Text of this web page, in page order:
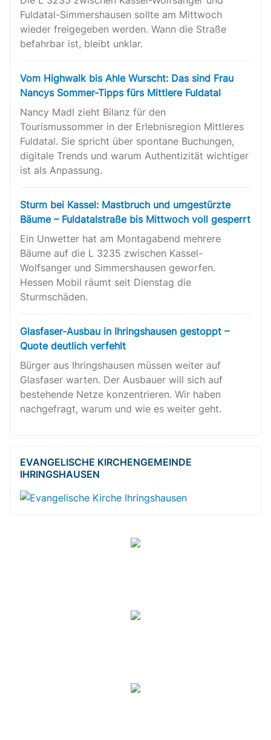
Fuldatal-Simmershausen sollte am Mittwoch
wieder freigegeben werden. Wann die Straße
befahrbar ist, bleibt unklar.
Vom Highwalk bis Ahle Wurscht: Das sind Frau
Nancys Sommer-Tipps fürs Mittlere Fuldatal
Nancy Madl zieht Bilanz für den
Tourismussommer in der Erlebnisregion Mittleres
Fuldatal. Sie spricht über spontane Buchungen,
digitale Trends und warum Authentizität wichtiger
ist als Anpassung.
Sturm bei Kassel: Mastbruch und umgestürzte
Bäume – Fuldatalstraße bis Mittwoch voll gesperrt
Ein Unwetter hat am Montagabend mehrere
Bäume auf die L 3235 zwischen Kassel-
Wolfsanger und Simmershausen geworfen.
Hessen Mobil räumt seit Dienstag die
Sturmschäden.
Glasfaser-Ausbau in Ihringshausen gestoppt –
Quote deutlich verfehlt
Bürger aus Ihringshausen müssen weiter auf
Glasfaser warten. Der Ausbauer will sich auf
bestehende Netze konzentrieren. Wir haben
nachgefragt, warum und wie es weiter geht.
EVANGELISCHE KIRCHENGEMEINDE
IHRINGSHAUSEN